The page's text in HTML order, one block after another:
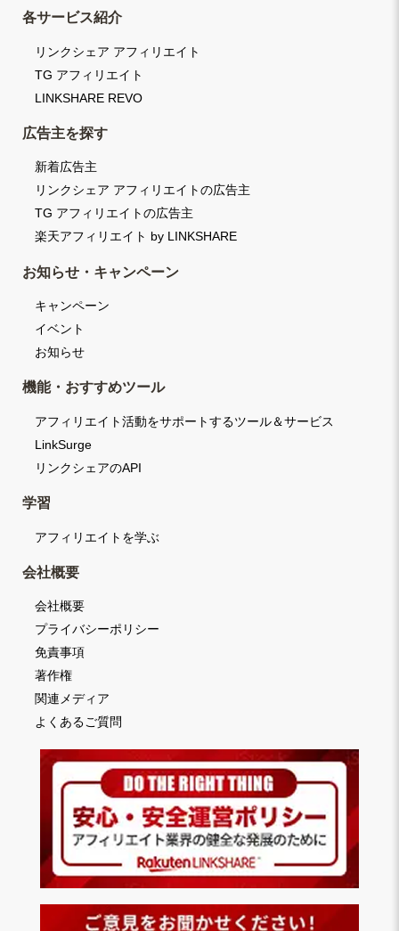
各サービス紹介
リンクシェア アフィリエイト
TG アフィリエイト
LINKSHARE REVO
広告主を探す
新着広告主
リンクシェア アフィリエイトの広告主
TG アフィリエイトの広告主
楽天アフィリエイト by LINKSHARE
お知らせ・キャンペーン
キャンペーン
イベント
お知らせ
機能・おすすめツール
アフィリエイト活動をサポートするツール＆サービス
LinkSurge
リンクシェアのAPI
学習
アフィリエイトを学ぶ
会社概要
会社概要
プライバシーポリシー
免責事項
著作権
関連メディア
よくあるご質問